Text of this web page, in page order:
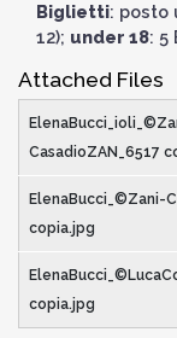
Biglietti: posto
12); under 18: 5
Attached Files
CasadioZAN_6517
ElenaBucci_©Zani-
copia.jpg
copia.jpg